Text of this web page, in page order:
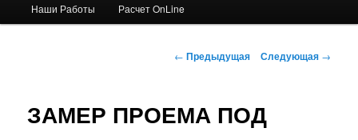
Наши Работы Расчет OnLine
Навигация
← Предыдущая Следующая →
ЗАМЕР ПРОЕМА ПОД